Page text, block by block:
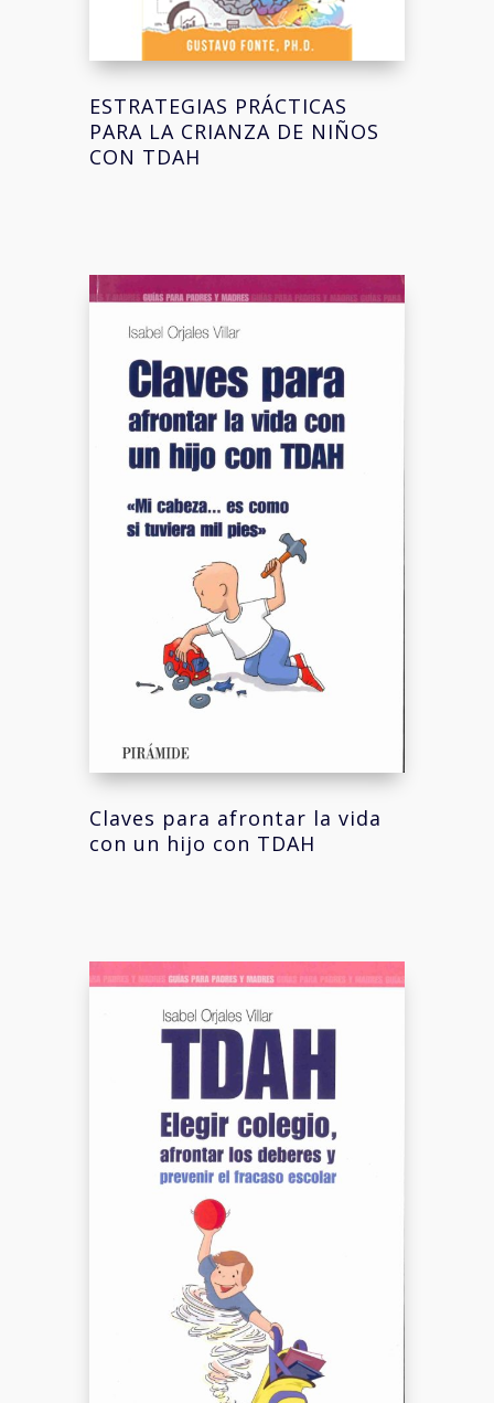
ESTRATEGIAS PRÁCTICAS
PARA LA CRIANZA DE NIÑOS
CON TDAH
Claves para afrontar la vida
con un hijo con TDAH